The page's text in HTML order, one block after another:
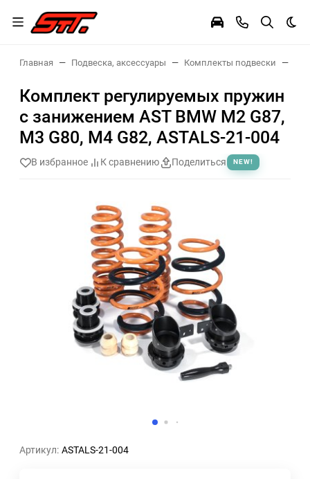
Главная Подвеска, аксессуары Комплекты подвески
Комплект регулируемых пружин
с занижением AST BMW M2 G87,
M3 G80, M4 G82, ASTALS-21-004
В избранное К сравнению Поделиться NEW!
Артикул: ASTALS-21-004